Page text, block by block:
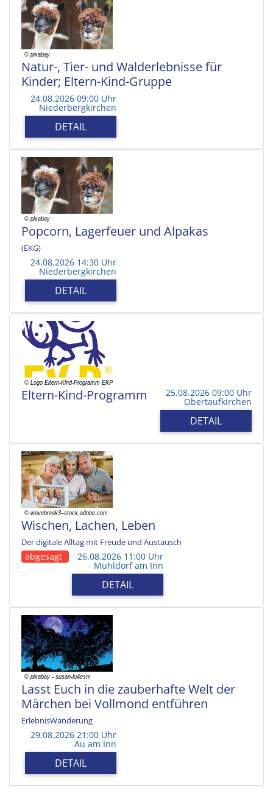
Natur-, Tier- und Walderlebnisse für
Kinder; Eltern-Kind-Gruppe
24.08.2026 09:00 Uhr
Niederbergkirchen
DETAIL
Popcorn, Lagerfeuer und Alpakas
(EKG)
24.08.2026 14:30 Uhr
Niederbergkirchen
DETAIL
Eltern-Kind-Programm 25.08.2026 09:00 Uhr
Obertaufkirchen
DETAIL
Wischen, Lachen, Leben
Der digitale Alltag mit Freude und Austausch
abgesagt 26.08.2026 11:00 Uhr
Mühldorf am Inn
DETAIL
Lasst Euch in die zauberhafte Welt der
Märchen bei Vollmond entführen
ErlebnisWanderung
29.08.2026 21:00 Uhr
Au am Inn
DETAIL